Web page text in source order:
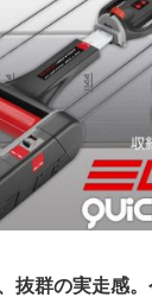
抜群の実走感